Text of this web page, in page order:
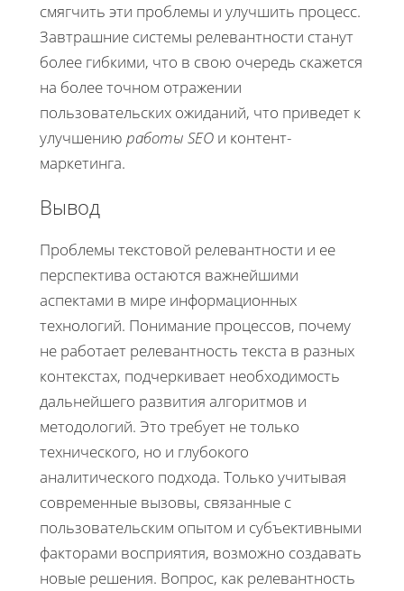
смягчить эти проблемы и улучшить процесс.
Завтрашние системы релевантности станут
более гибкими, что в свою очередь скажется
на более точном отражении
пользовательских ожиданий, что приведет к
улучшению работы SEO и контент-
маркетинга.
Вывод
Проблемы текстовой релевантности и ее
перспектива остаются важнейшими
аспектами в мире информационных
технологий. Понимание процессов, почему
не работает релевантность текста в разных
контекстах, подчеркивает необходимость
дальнейшего развития алгоритмов и
методологий. Это требует не только
технического, но и глубокого
аналитического подхода. Только учитывая
современные вызовы, связанные с
пользовательским опытом и субъективными
факторами восприятия, возможно создавать
новые решения. Вопрос, как релевантность